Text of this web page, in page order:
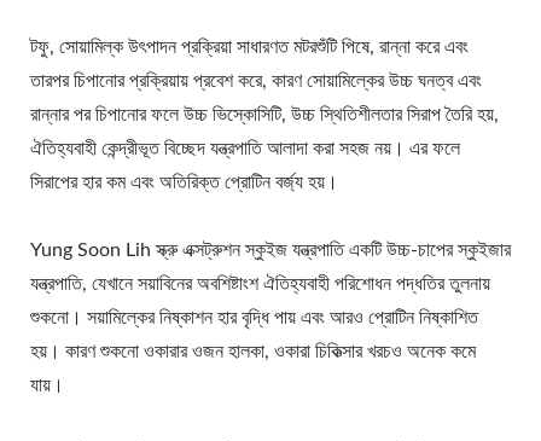
টোফু যন্ত্রপাতি, টফু যন্ত্রপাতি এবং
সরঞ্জাম, টফু মেকার, টফু মেকার
মেশিন, টফু তৈরি, টফু তৈরির
সরঞ্জাম, টফু তৈরির মেশিন, টফু
প্রস্তুতকারক, টফু উৎপাদন, টফু
উৎপাদনের সরঞ্জাম, টফু উৎপাদন
কারখানা, টফু উৎপাদন প্ল্যান্ট, টফু
টফু, সোয়ামিল্ক উৎপাদন প্রক্রিয়া সাধারণত মটরশুঁটি পিষে, রান্না করে এবং
তারপর চিপানোর প্রক্রিয়ায় প্রবেশ করে, কারণ সোয়ামিল্কের উচ্চ ঘনত্ব এবং
রান্নার পর চিপানোর ফলে উচ্চ ভিস্কোসিটি, উচ্চ স্থিতিশীলতার সিরাপ তৈরি হয়,
ঐতিহ্যবাহী কেন্দ্রীভূত বিচ্ছেদ যন্ত্রপাতি আলাদা করা সহজ নয়। এর ফলে
সিরাপের হার কম এবং অতিরিক্ত প্রোটিন বর্জ্য হয়।
Yung Soon Lih স্ক্রু এক্সট্রুশন স্কুইজ যন্ত্রপাতি একটি উচ্চ-চাপের স্কুইজার
যন্ত্রপাতি, যেখানে সয়াবিনের অবশিষ্টাংশ ঐতিহ্যবাহী পরিশোধন পদ্ধতির তুলনায়
শুকনো। সয়ামিল্কের নিষ্কাশন হার বৃদ্ধি পায় এবং আরও প্রোটিন নিষ্কাশিত
হয়। কারণ শুকনো ওকারার ওজন হালকা, ওকারা চিকিত্সার খরচও অনেক কমে
যায়।